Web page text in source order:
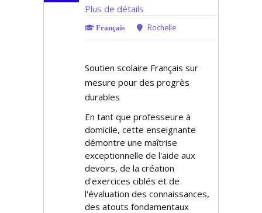
Plus de détails
Français Rochelle
Soutien scolaire Français sur
mesure pour des progrès
durables
En tant que professeure à
domicile, cette enseignante
démontre une maîtrise
exceptionnelle de l'aide aux
devoirs, de la création
d'exercices ciblés et de
l'évaluation des connaissances,
des atouts fondamentaux